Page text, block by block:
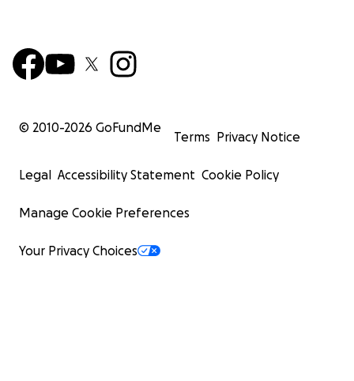
© 2010-2026 GoFundMe
Terms Privacy Notice
Legal Accessibility Statement Cookie Policy
Manage Cookie Preferences
Your Privacy Choices